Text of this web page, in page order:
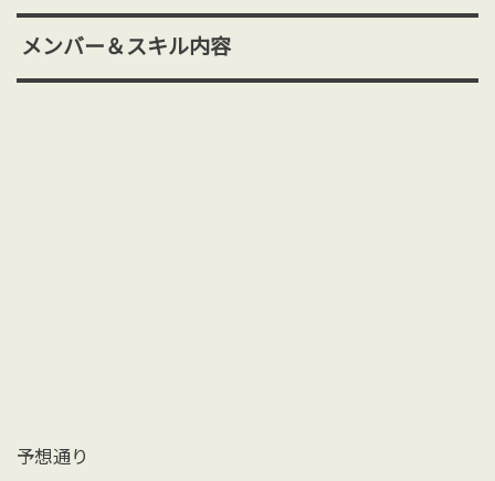
メンバー＆スキル内容
予想通り